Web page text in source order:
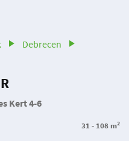
Debrecen
Kert 4-6
31 - 108 m2